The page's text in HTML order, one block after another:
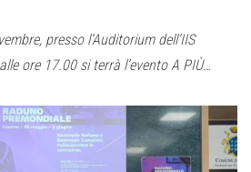
presso l’Auditorium dell’IIS
ore 17.00 si terrà l’evento A PIÙ…